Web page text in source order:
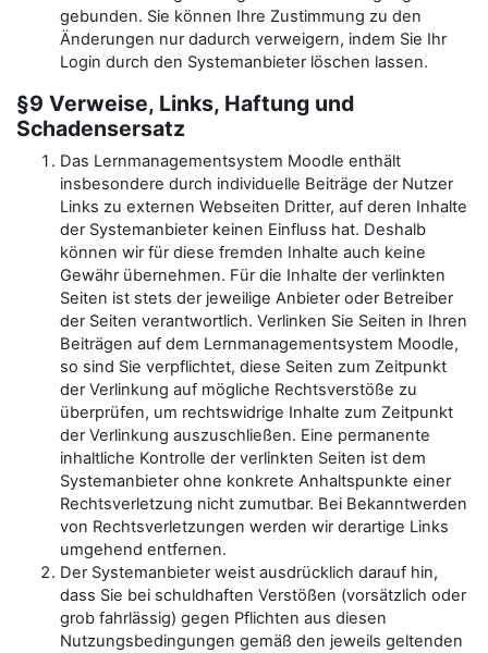
gebunden. Sie können Ihre Zustimmung zu den
Änderungen nur dadurch verweigern, indem Sie Ihr
Login durch den Systemanbieter löschen lassen.
§9 Verweise, Links, Haftung und
Schadensersatz
Das Lernmanagementsystem Moodle enthält
insbesondere durch individuelle Beiträge der Nutzer
Links zu externen Webseiten Dritter, auf deren Inhalte
der Systemanbieter keinen Einfluss hat. Deshalb
können wir für diese fremden Inhalte auch keine
Gewähr übernehmen. Für die Inhalte der verlinkten
Seiten ist stets der jeweilige Anbieter oder Betreiber
der Seiten verantwortlich. Verlinken Sie Seiten in Ihren
Beiträgen auf dem Lernmanagementsystem Moodle,
so sind Sie verpflichtet, diese Seiten zum Zeitpunkt
der Verlinkung auf mögliche Rechtsverstöße zu
überprüfen, um rechtswidrige Inhalte zum Zeitpunkt
der Verlinkung auszuschließen. Eine permanente
inhaltliche Kontrolle der verlinkten Seiten ist dem
Systemanbieter ohne konkrete Anhaltspunkte einer
Rechtsverletzung nicht zumutbar. Bei Bekanntwerden
von Rechtsverletzungen werden wir derartige Links
umgehend entfernen.
Der Systemanbieter weist ausdrücklich darauf hin,
dass Sie bei schuldhaften Verstößen (vorsätzlich oder
grob fahrlässig) gegen Pflichten aus diesen
Nutzungsbedingungen gemäß den jeweils geltenden